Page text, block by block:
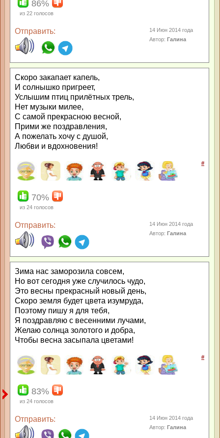
86%
из 22 голосов
Отправить:
14 Июн 2014 года
Автор:Галина
Скоро закапает капель,
И солнышко пригреет,
Услышим птиц прилётных трель,
Нет музыки милее,
С самой прекрасною весной,
Прими же поздравления,
А пожелать хочу с душой,
Любви и вдохновения!
#
70%
из 24 голосов
Отправить:
14 Июн 2014 года
Автор:Галина
Зима нас заморозила совсем,
Но вот сегодня уже случилось чудо,
Это весны прекрасный новый день,
Скоро земля будет цвета изумруда,
Поэтому пишу я для тебя,
Я поздравляю с весенними лучами,
Желаю солнца золотого и добра,
Чтобы весна засыпала цветами!
#
83%
из 24 голосов
Отправить:
14 Июн 2014 года
Автор:Галина